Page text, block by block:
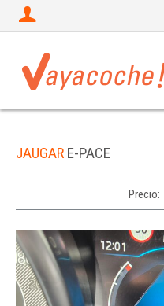
JAUGAR E-PACE
Precio: